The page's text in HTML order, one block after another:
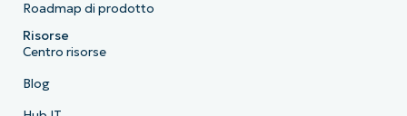
Roadmap di prodotto
Risorse
Centro risorse
Blog